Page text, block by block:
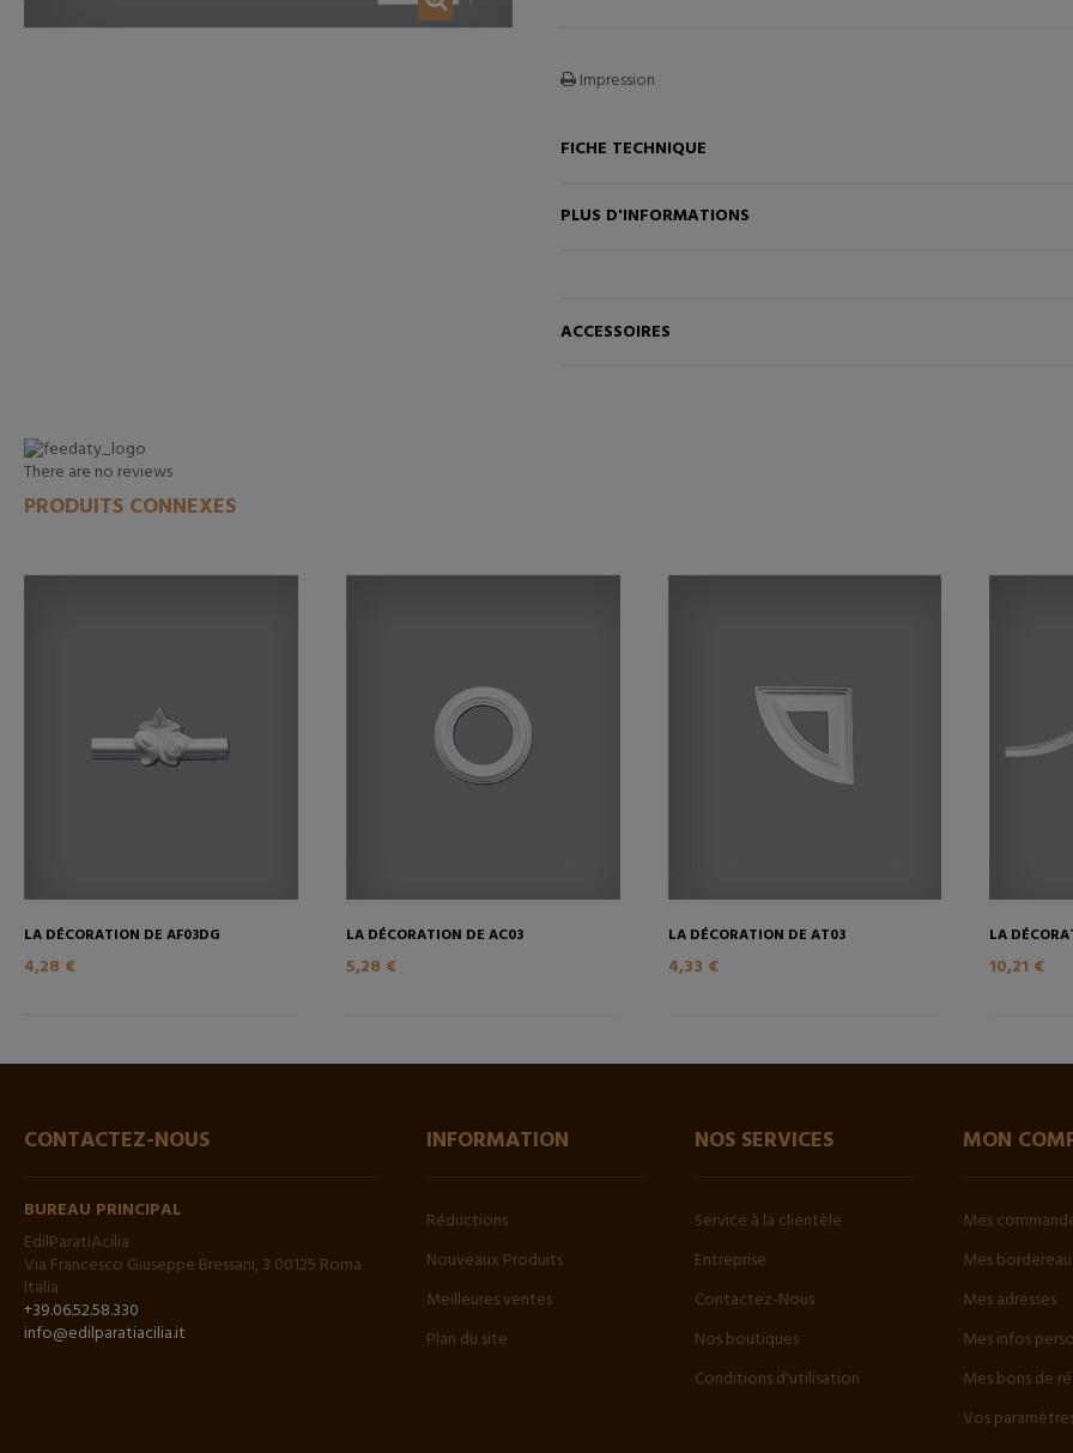
Impression
FICHE TECHNIQUE
PLUS D'INFORMATIONS
ACCESSOIRES
There are no reviews
PRODUITS CONNEXES
LA DÉCORATION DE AF03DG
4,28 €
AJOUTER AU PANIER
LA DÉCORATION DE AC03
5,28 €
LA DÉCORATION DE AT03
4,33 €
LA
10,21 €
CONTACTEZ-NOUS
BUREAU PRINCIPAL
EdilParatiAcilia
Via Francesco Giuseppe Bressani, 3 00125 Roma
Italia
+39.06.52.58.330
info@edilparatiacilia.it
INFORMATION
Réductions
Nouveaux Produits
Meilleures ventes
Plan du site
NOS SERVICES
Service à la clientèle
Entreprise
Contactez-Nous
Nos boutiques
Conditions d'utilisation
MON
Mes
Mes
Mes adresses
Mes infos
Mes bons de
Vos